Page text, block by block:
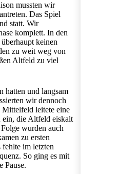
mussten wir
Das Spiel
statt. Wir
komplett. In den
keinen
zu weit weg von
Altfeld zu viel
hatten und langsam
wir dennoch
leitete eine
ein, die Altfeld eiskalt
wurden auch
zu ersten
fehlte im letzten
So ging es mit
Pause.